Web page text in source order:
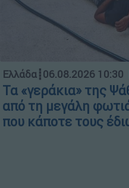
Ελλάδα┋06.08.2026 10:30
Τα «γεράκια» της
από τη μεγάλη
που κάποτε τους